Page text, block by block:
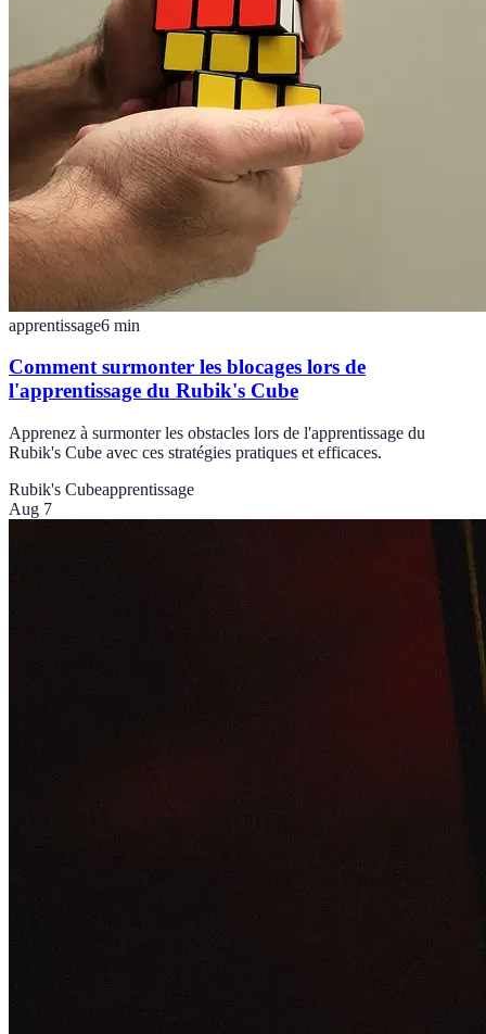
apprentissage6 min
Comment surmonter les blocages lors de
l'apprentissage du Rubik's Cube
Apprenez à surmonter les obstacles lors de l'apprentissage du
Rubik's Cube avec ces stratégies pratiques et efficaces.
Rubik's Cubeapprentissage
Aug 7